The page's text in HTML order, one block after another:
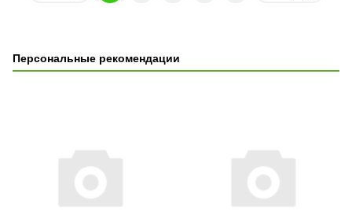
Персональные рекомендации